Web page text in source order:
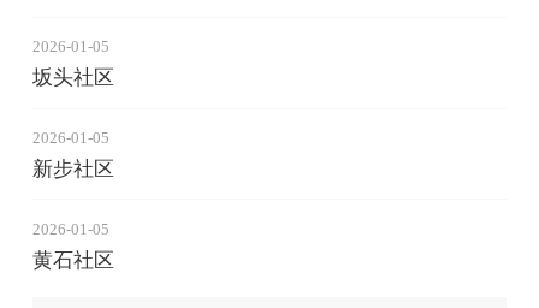
2026-01-05
坂头社区
2026-01-05
新步社区
2026-01-05
黄石社区